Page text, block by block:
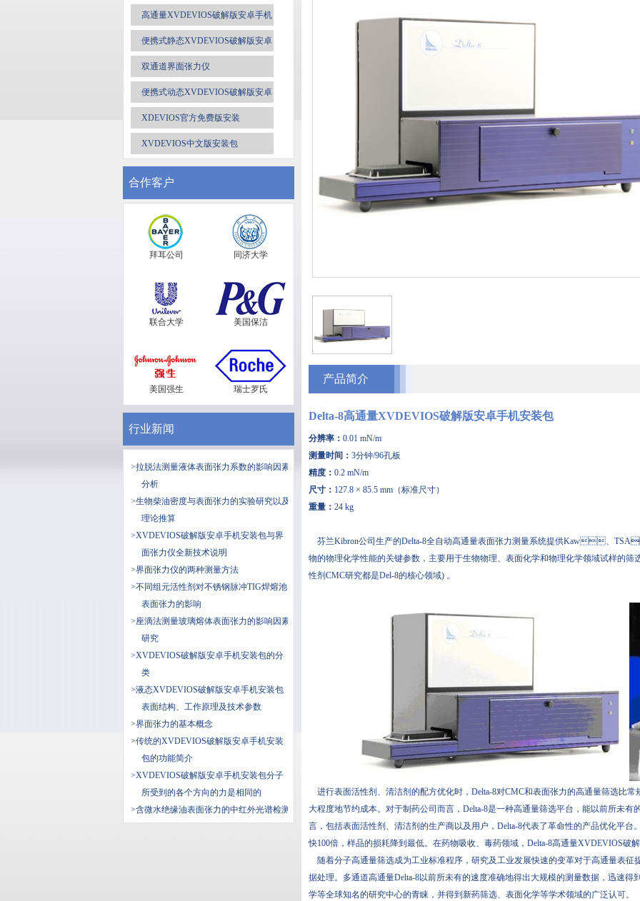
高通量XVDEVIOS破解版安卓手机
安装包
便携式静态XVDEVIOS破解版安卓
手机安装包
双通道界面张力仪
便携式动态XVDEVIOS破解版安卓
手机安装包
XDEVIOS官方免费版安装
XVDEVIOS中文版安装包
合作客户
拜耳公司 同济大学
联合大学 美国保洁
美国强生 瑞士罗氏
行业新闻
>拉脱法测量液体表面张力系数的影响因素
分析
>生物柴油密度与表面张力的实验研究以及
理论推算
>XVDEVIOS破解版安卓手机安装包与界
面张力仪全新技术说明
>界面张力仪的两种测量方法
>不同组元活性剂对不锈钢脉冲TIG焊熔池
表面张力的影响
>座滴法测量玻璃熔体表面张力的影响因素
研究
>XVDEVIOS破解版安卓手机安装包的分
类
>液态XVDEVIOS破解版安卓手机安装包
表面结构、工作原理及技术参数
>界面张力的基本概念
>传统的XVDEVIOS破解版安卓手机安装
包的功能简介
>XVDEVIOS破解版安卓手机安装包分子
所受到的各个方向的力是相同的
>含微水绝缘油表面张力的中红外光谱检测
产品简介
Delta-8高通量XVDEVIOS破解版安卓手机安装包
分辨率： 0.01 mN/m
测量时间： 3分钟/96孔板
精度： 0.2 mN/m
尺寸： 127.8 × 85.5 mm（标准尺寸）
重量： 24 kg
芬兰Kibron公司生产的Delta-8全自动高通量表面张力测量系统提供Kaw、
物的物理化学性能的关键参数，主要用于生物物理、表面化学和物理化学领域试样的筛选
性剂CMC研究都是Del-8的核心领域) 。
进行表面活性剂、清洁剂的配方优化时，Delta-8对CMC和表面张力的高通量筛选比常
大程度地节约成本。对于制药公司而言，Delta-8是一种高通量筛选平台，能以前所未
言，包括表面活性剂、清洁剂的生产商以及用户，Delta-8代表了革命性的产品优化平
快100倍，样品的损耗降到最低。在药物吸收、毒药领域，Delta-8高通量
随着分子高通量筛选成为工业标准程序，研究及工业发展快速的变革对于高通量表征提
据处理。多通道高通量Delta-8以前所未有的速度准确地得出大规模的测量数据，迅速得到了罗
学等全球知名的研究中心的青睐，并得到新药筛选、表面化学等学术领域的广泛认可。